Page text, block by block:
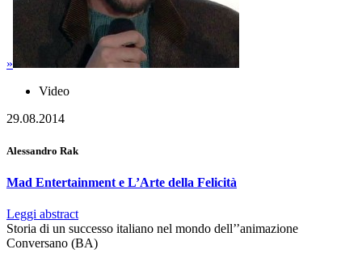
»
Video
29.08.2014
Alessandro Rak
Mad Entertainment e L’Arte della Felicità
Leggi abstract
Storia di un successo italiano nel mondo dell’’animazione
Conversano (BA)